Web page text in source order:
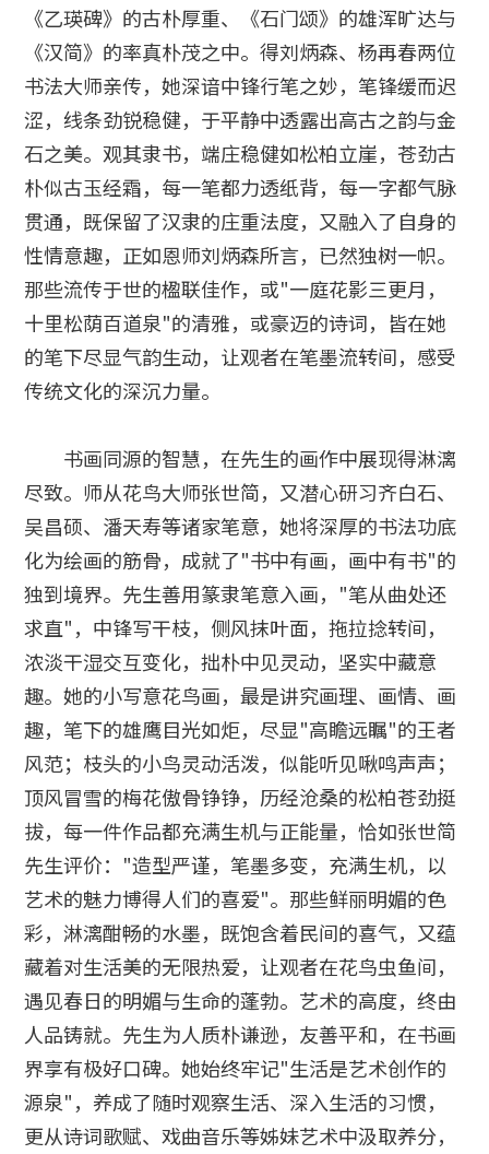
《乙瑛碑》的古朴厚重、《石门颂》的雄浑旷达与
《汉简》的率真朴茂之中。得刘炳森、杨再春两位
书法大师亲传，她深谙中锋行笔之妙，笔锋缓而迟
涩，线条劲锐稳健，于平静中透露出高古之韵与金
石之美。观其隶书，端庄稳健如松柏立崖，苍劲古
朴似古玉经霜，每一笔都力透纸背，每一字都气脉
贯通，既保留了汉隶的庄重法度，又融入了自身的
性情意趣，正如恩师刘炳森所言，已然独树一帜。
那些流传于世的楹联佳作，或"一庭花影三更月，
十里松荫百道泉"的清雅，或豪迈的诗词，皆在她
的笔下尽显气韵生动，让观者在笔墨流转间，感受
传统文化的深沉力量。
书画同源的智慧，在先生的画作中展现得淋漓
尽致。师从花鸟大师张世简，又潜心研习齐白石、
吴昌硕、潘天寿等诸家笔意，她将深厚的书法功底
化为绘画的筋骨，成就了"书中有画，画中有书"的
独到境界。先生善用篆隶笔意入画，"笔从曲处还
求直"，中锋写干枝，侧风抹叶面，拖拉捻转间，
浓淡干湿交互变化，拙朴中见灵动，坚实中藏意
趣。她的小写意花鸟画，最是讲究画理、画情、画
趣，笔下的雄鹰目光如炬，尽显"高瞻远瞩"的王者
风范；枝头的小鸟灵动活泼，似能听见啾鸣声声；
顶风冒雪的梅花傲骨铮铮，历经沧桑的松柏苍劲挺
拔，每一件作品都充满生机与正能量，恰如张世简
先生评价："造型严谨，笔墨多变，充满生机，以
艺术的魅力博得人们的喜爱"。那些鲜丽明媚的色
彩，淋漓酣畅的水墨，既饱含着民间的喜气，又蕴
藏着对生活美的无限热爱，让观者在花鸟虫鱼间，
遇见春日的明媚与生命的蓬勃。艺术的高度，终由
人品铸就。先生为人质朴谦逊，友善平和，在书画
界享有极好口碑。她始终牢记"生活是艺术创作的
源泉"，养成了随时观察生活、深入生活的习惯，
更从诗词歌赋、戏曲音乐等姊妹艺术中汲取养分，